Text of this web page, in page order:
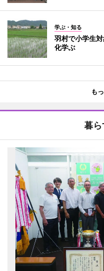
学ぶ・知る
羽村で小学生
化学ぶ
も
暮ら